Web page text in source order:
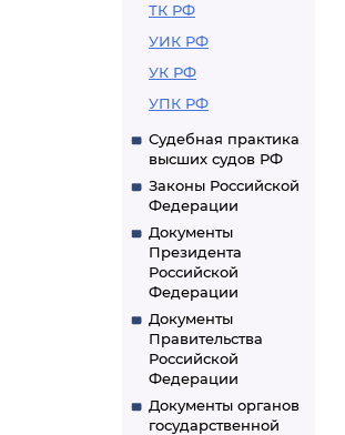
ТК РФ
УИК РФ
УК РФ
УПК РФ
Судебная практика
высших судов РФ
Законы Российской
Федерации
Документы
Президента
Российской
Федерации
Документы
Правительства
Российской
Федерации
Документы органов
государственной